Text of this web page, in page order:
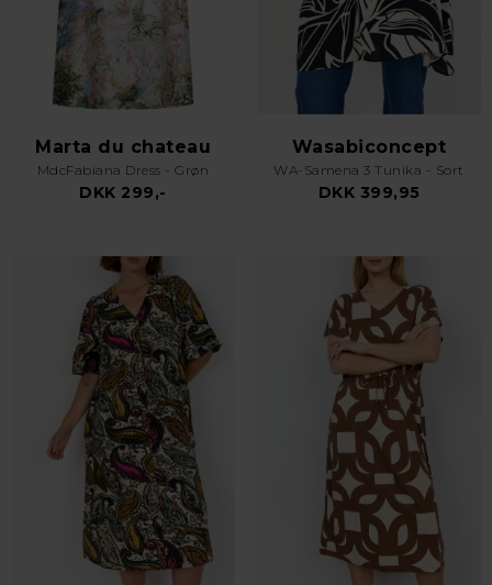
Marta du chateau
MdcFabiana Dress - Grøn
DKK 299,-
Wasabiconcept
WA-Samena 3 Tunika - Sort
DKK 399,95